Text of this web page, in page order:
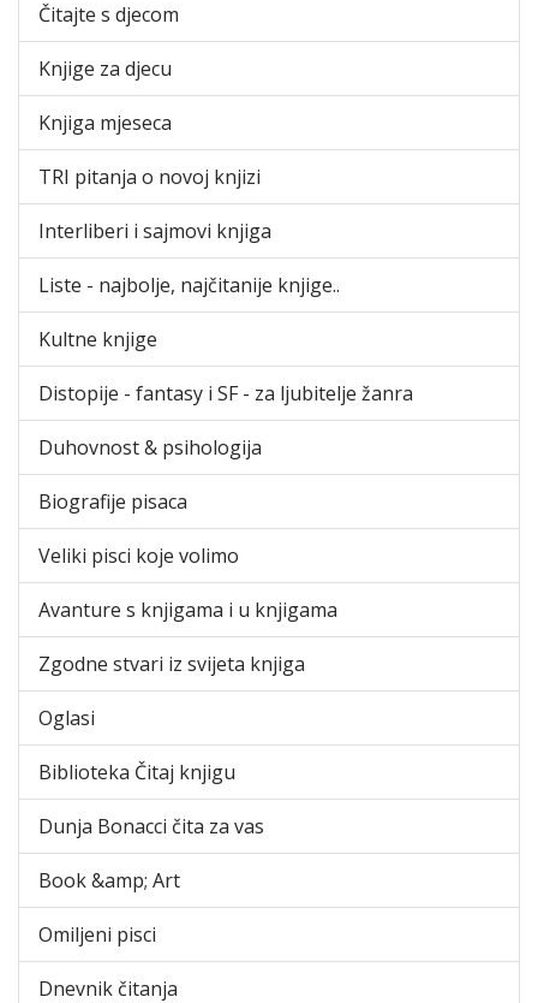
Čitajte s djecom
Knjige za djecu
Knjiga mjeseca
TRI pitanja o novoj knjizi
Interliberi i sajmovi knjiga
Liste - najbolje, najčitanije knjige..
Kultne knjige
Distopije - fantasy i SF - za ljubitelje žanra
Duhovnost & psihologija
Biografije pisaca
Veliki pisci koje volimo
Avanture s knjigama i u knjigama
Zgodne stvari iz svijeta knjiga
Oglasi
Biblioteka Čitaj knjigu
Dunja Bonacci čita za vas
Book &amp; Art
Omiljeni pisci
Dnevnik čitanja